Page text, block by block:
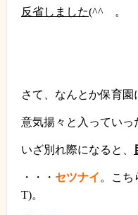
反省しました(^^ ゞ。
さて、なんとか保育園
意気揚々と入っていっ
いざ別れ際になると、
・・・ セツナイ 。 こち
T)。